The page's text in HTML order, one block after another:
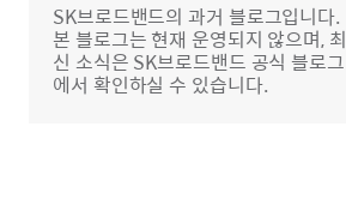
SK브로드밴드의 과거 블로그입니다.
본 블로그는 현재 운영되지 않으며, 최
신 소식은 SK브로드밴드 공식 블로그
에서 확인하실 수 있습니다.